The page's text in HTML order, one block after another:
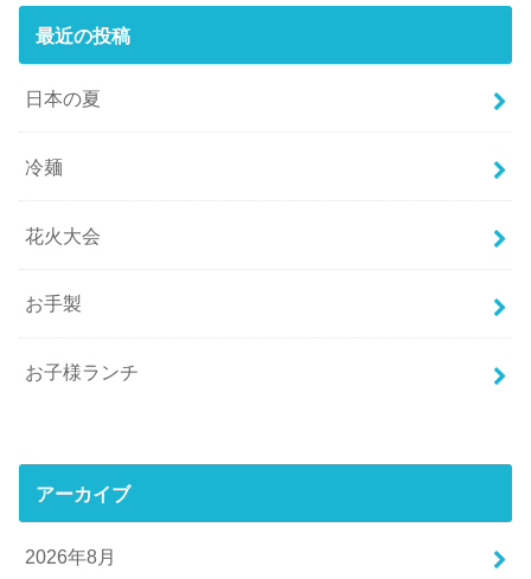
最近の投稿
日本の夏
冷麺
花火大会
お手製
お子様ランチ
アーカイブ
2026年8月